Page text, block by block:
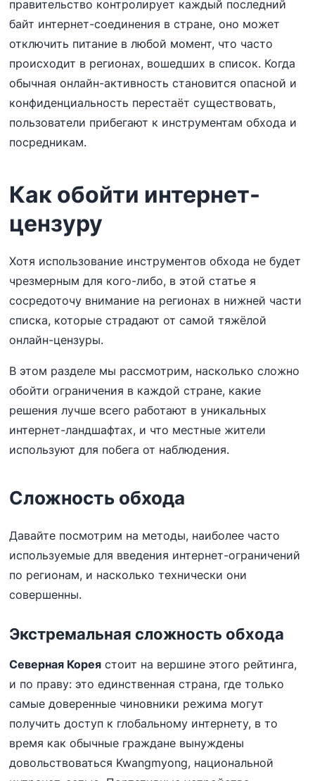
правительство контролирует каждый последний
байт интернет-соединения в стране, оно может
отключить питание в любой момент, что часто
происходит в регионах, вошедших в список. Когда
обычная онлайн-активность становится опасной и
конфиденциальность перестаёт существовать,
пользователи прибегают к инструментам обхода и
посредникам.
Как обойти интернет-
цензуру
Хотя использование инструментов обхода не будет
чрезмерным для кого-либо, в этой статье я
сосредоточу внимание на регионах в нижней части
списка, которые страдают от самой тяжёлой
онлайн-цензуры.
В этом разделе мы рассмотрим, насколько сложно
обойти ограничения в каждой стране, какие
решения лучше всего работают в уникальных
интернет-ландшафтах, и что местные жители
используют для побега от наблюдения.
Сложность обхода
Давайте посмотрим на методы, наиболее часто
используемые для введения интернет-ограничений
по регионам, и насколько технически они
совершенны.
Экстремальная сложность обхода
Северная Корея стоит на вершине этого рейтинга,
и по праву: это единственная страна, где только
самые доверенные чиновники режима могут
получить доступ к глобальному интернету, в то
время как обычные граждане вынуждены
довольствоваться Kwangmyong, национальной